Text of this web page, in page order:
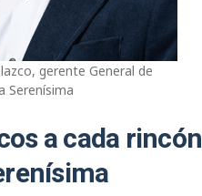
gerente General de
Serenísima
a cada